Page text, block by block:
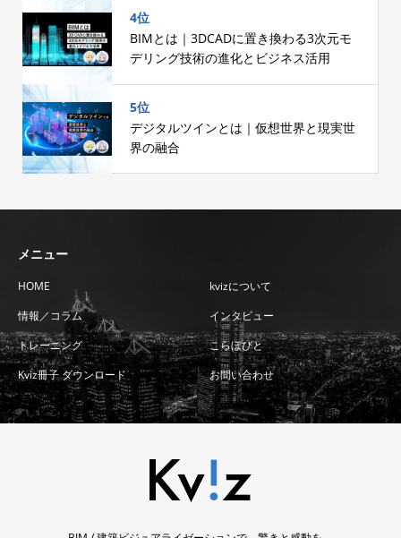
4位
BIMとは｜3DCADに置き換わる3次元モ
デリング技術の進化とビジネス活用
5位
デジタルツインとは｜仮想世界と現実世
界の融合
メニュー
HOME
kvizについて
情報／コラム
インタビュー
トレーニング
こらぼびと
Kviz冊子 ダウンロード
お問い合わせ